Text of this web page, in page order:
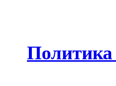
Политика